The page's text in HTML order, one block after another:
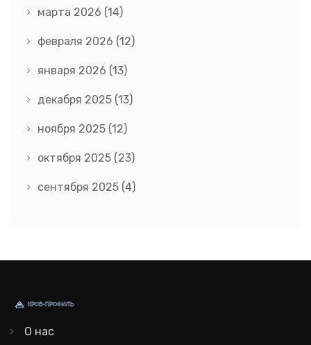
марта 2026 (14)
февраля 2026 (12)
января 2026 (13)
декабря 2025 (13)
ноября 2025 (12)
октября 2025 (23)
сентября 2025 (4)
О нас